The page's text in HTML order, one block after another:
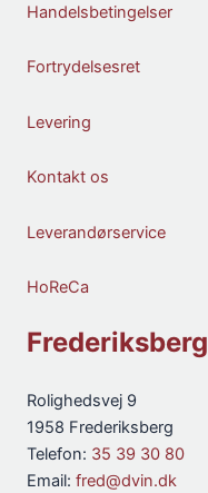
Handelsbetingelser
Fortrydelsesret
Levering
Kontakt os
Leverandørservice
HoReCa
Frederiksberg
Rolighedsvej 9
1958 Frederiksberg
Telefon: 35 39 30 80
Email: fred@dvin.dk